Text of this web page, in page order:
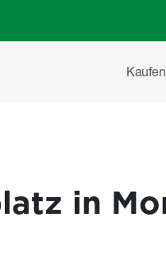
Kaufen
in